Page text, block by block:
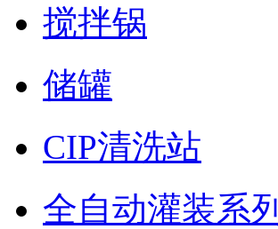
搅拌锅
储罐
CIP清洗站
全自动灌装系列